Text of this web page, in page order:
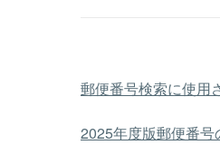
郵便番号検索に使用
2025年度版郵便番号